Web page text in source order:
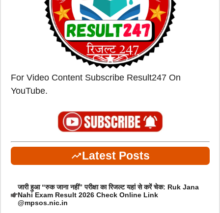
For Video Content Subscribe Result247 On
YouTube.
Latest Posts
जारी हुआ “रुक जाना नहीं” परीक्षा का रिजल्ट यहां से करें चेक: Ruk Jana
Nahi Exam Result 2026 Check Online Link
@mpsos.nic.in